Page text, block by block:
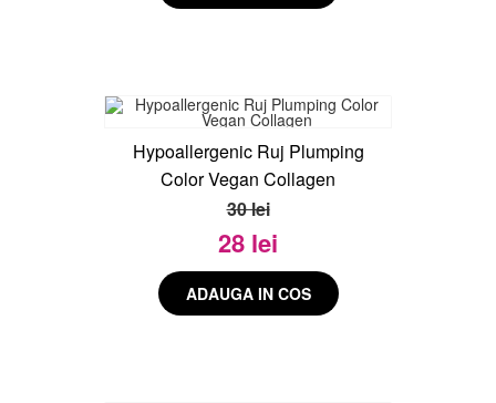
Hypoallergenic Ruj Plumping
Color Vegan Collagen
30 lei
28 lei